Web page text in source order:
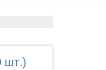
шт.)